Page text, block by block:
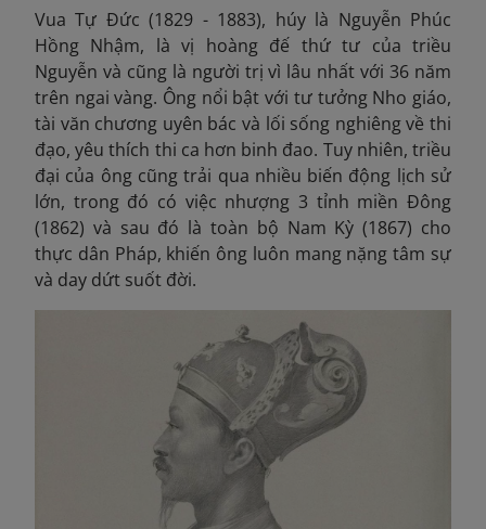
Vua Tự Đức (1829 - 1883), húy là Nguyễn Phúc
Hồng Nhậm, là vị hoàng đế thứ tư của triều
Nguyễn và cũng là người trị vì lâu nhất với 36 năm
trên ngai vàng. Ông nổi bật với tư tưởng Nho giáo,
tài văn chương uyên bác và lối sống nghiêng về thi
đạo, yêu thích thi ca hơn binh đao. Tuy nhiên, triều
đại của ông cũng trải qua nhiều biến động lịch sử
lớn, trong đó có việc nhượng 3 tỉnh miền Đông
(1862) và sau đó là toàn bộ Nam Kỳ (1867) cho
thực dân Pháp, khiến ông luôn mang nặng tâm sự
và day dứt suốt đời.